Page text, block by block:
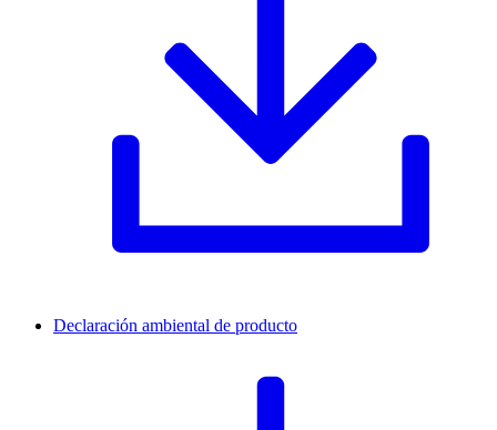
Declaración ambiental de producto